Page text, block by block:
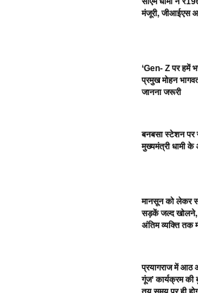
मंजूरी, जीआईएस
‘Gen- Z पर हमें
प्रमुख मोहन
जानना जरूरी
बनबसा स्टेशन
मुख्यमंत्री धामी के
मानसून को लेकर
सड़कें जल्द खोलने,
अंतिम व्यक्ति तक
प्रयागराज में आठ
गूंज’ कार्यक्रम की